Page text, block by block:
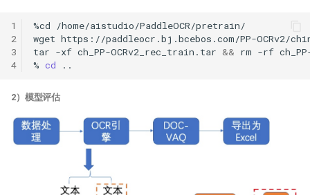
1
2
3
4
%cd
wget
tar -xf ch_PP-OCRv2_rec_train.tar && rm -rf
% cd
2）模型评估